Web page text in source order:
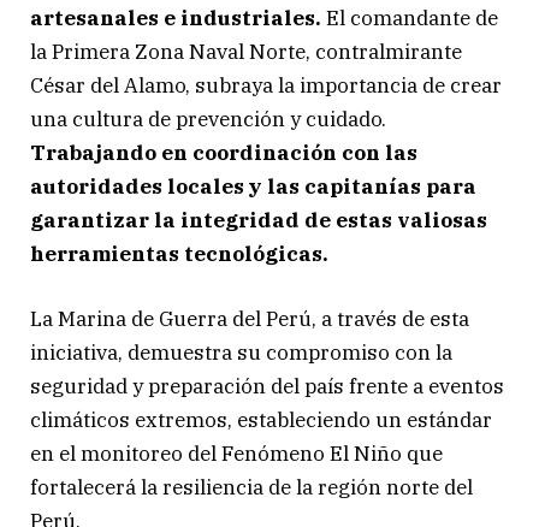
artesanales e industriales. El comandante de
la Primera Zona Naval Norte, contralmirante
César del Alamo, subraya la importancia de crear
una cultura de prevención y cuidado.
Trabajando en coordinación con las
autoridades locales y las capitanías para
garantizar la integridad de estas valiosas
herramientas tecnológicas.
La Marina de Guerra del Perú, a través de esta
iniciativa, demuestra su compromiso con la
seguridad y preparación del país frente a eventos
climáticos extremos, estableciendo un estándar
en el monitoreo del Fenómeno El Niño que
fortalecerá la resiliencia de la región norte del
Perú.